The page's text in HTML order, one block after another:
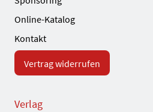
Online-Katalog
Kontakt
Vertrag widerrufen
Verlag